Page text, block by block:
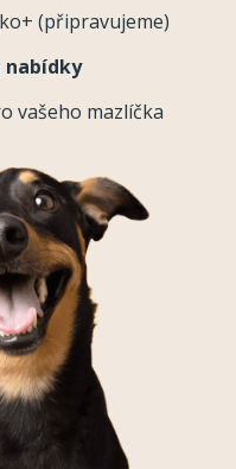
(připravujeme)
nabídky
vašeho mazlíčka